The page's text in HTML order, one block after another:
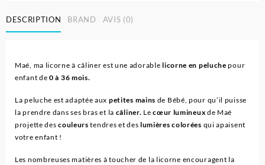
musical
-
licorne
à
câliner
Vtech
DESCRIPTION BRAND AVIS (0)
Maé, ma licorne à câliner est une adorable licorne en peluche pour
enfant de0 à 36 mois.
La peluche est adaptée aux petites mains de Bébé, pour qu’il puisse
la prendre dans ses bras et la câliner. Lecœur lumineux de Maé
projette descouleurs tendres et des lumières colorées qui apaisent
votre enfant !
Les nombreuses matières à toucher de la licorne encouragent la